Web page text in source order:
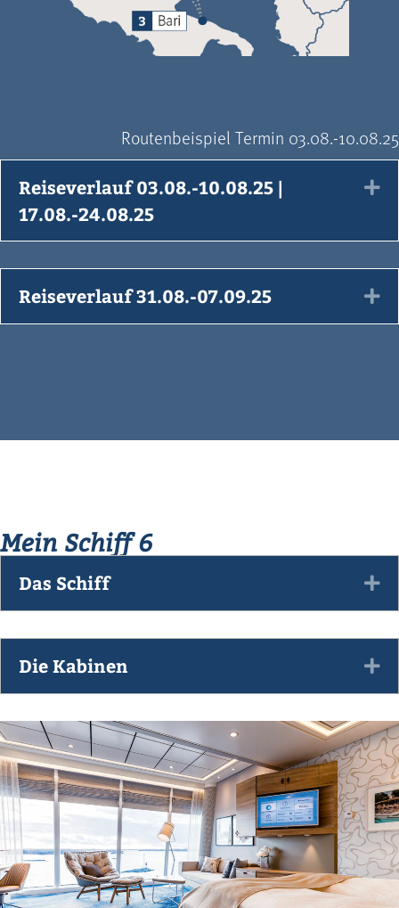
Routenbeispiel Termin 03.08.-10.08.25
Reiseverlauf 03.08.-10.08.25 |
17.08.-24.08.25
Reiseverlauf 31.08.-07.09.25
Mein Schiff 6
Das Schiff
Die Kabinen